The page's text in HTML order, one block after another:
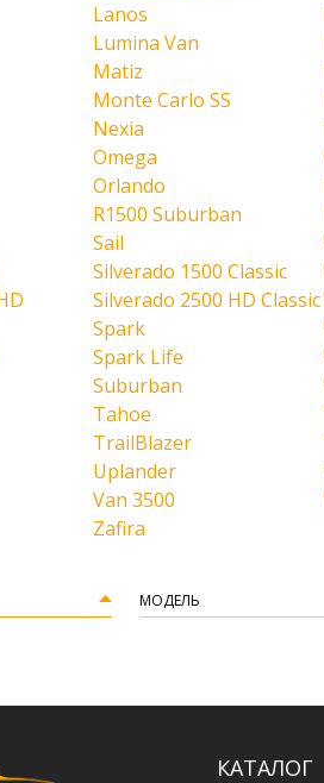
Lanos
Lumina Van
Matiz
Monte Carlo SS
Nexia
Omega
Orlando
R1500 Suburban
Sail
Silverado 1500 Classic
Silverado 2500 HD Classic
Spark
Spark Life
Suburban
Tahoe
TrailBlazer
Uplander
Van 3500
Zafira
МОДЕЛЬ
КАТАЛОГ